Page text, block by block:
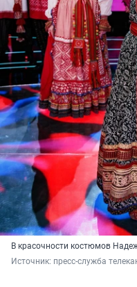
В красочности костюмов
Источник: пресс-служба